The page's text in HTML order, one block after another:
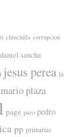
chinchilla corrupcion
daniel sancha
jesus perea la
mario plaza
page paro pedro
pp primarias